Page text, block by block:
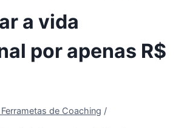
a vida
por apenas R$
de Coaching /